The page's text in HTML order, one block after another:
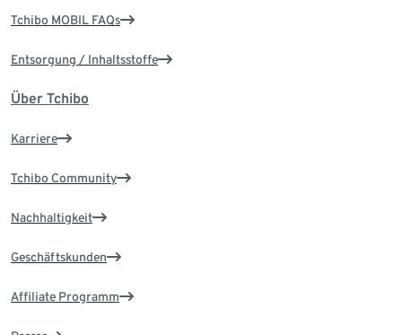
Tchibo MOBIL FAQs
Entsorgung / Inhaltsstoffe
Über Tchibo
Karriere
Tchibo Community
Nachhaltigkeit
Geschäftskunden
Affiliate Programm